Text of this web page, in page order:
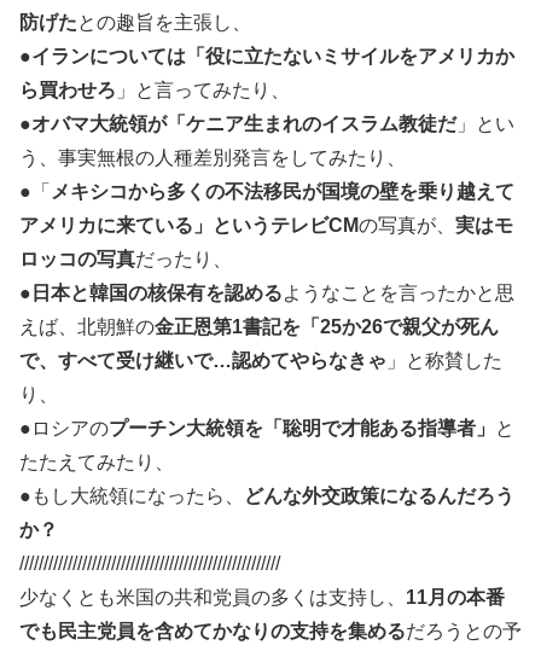
防げたとの趣旨を主張し、
●イランについては「役に立たないミサイルをアメリカか
ら買わせろ 」と言ってみたり、
●オバマ大統領が「ケニア生まれのイスラム教徒だ」とい
う、事実無根の人種差別発言をしてみたり、
●「 メキシコから多くの不法移民が国境の壁を乗り越えて
アメリカに来ている」というテレビCMの写真が、 実はモ
ロッコの写真だったり、
● 日本と韓国の核保有を認めるようなことを言ったかと思
えば、北朝鮮の金正恩第1書記を「25か26で親父が死ん
で、すべて受け継いで…認めてやらなきゃ 」と称賛した
り、
●ロシアのプーチン大統領を「聡明で才能ある指導者」
と
たたえてみたり、
●もし大統領になったら、
どんな外交政策になるんだろう
か？
//////////////////////////////////////////////////////
少なくとも米国の共和党員の多くは支持し、 11月の本番
でも民主党員を含めてかなりの支持を集めるだろうとの予